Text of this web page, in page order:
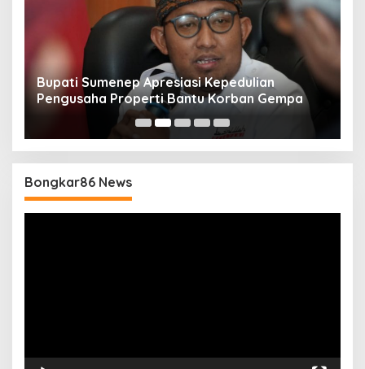
Bupati Sumenep Apresiasi Kepedulian
Pengusaha Properti Bantu Korban Gempa
Bongkar86 News